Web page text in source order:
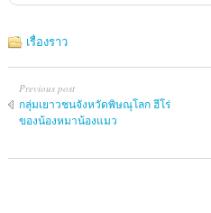
เรื่องราว
Previous post
กลุ่มเยาวชนจังหวัดพิษณุโลก ฮีโร่
ของน้องหมาน้องแมว